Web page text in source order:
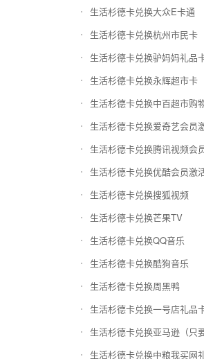
生活杉德卡兑换大众E卡通
生活杉德卡兑换杭州市民卡
生活杉德卡兑换驴妈妈礼品
生活杉德卡兑换中百超市购
生活杉德卡兑换爱奇艺会员
生活杉德卡兑换腾讯视频会
生活杉德卡兑换优酷会员激
生活杉德卡兑换搜狐视频
生活杉德卡兑换芒果TV
生活杉德卡兑换QQ音乐
生活杉德卡兑换酷狗音乐
生活杉德卡兑换周黑鸭
生活杉德卡兑换一号店礼品
生活杉德卡兑换中粮我买网